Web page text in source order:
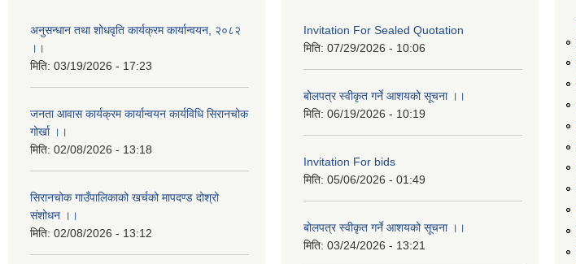
अनुसन्धान तथा शोधवृति कार्यक्रम कार्यान्वयन, २०८२
।।
मिति: 03/19/2026 - 17:23
जनता आवास कार्यक्रम कार्यान्वयन कार्यविधि सिरानचोक
गोर्खा ।।
मिति: 02/08/2026 - 13:18
सिरानचोक गाउँपालिकाको खर्चको मापदण्ड दोश्रो
संशोधन ।।
मिति: 02/08/2026 - 13:12
Invitation For Sealed Quotation
मिति: 07/29/2026 - 10:06
बोलपत्र स्वीकृत गर्ने आशयको सूचना ।।
मिति: 06/19/2026 - 10:19
Invitation For bids
मिति: 05/06/2026 - 01:49
बोलपत्र स्वीकृत गर्ने आशयको सूचना ।।
मिति: 03/24/2026 - 13:21